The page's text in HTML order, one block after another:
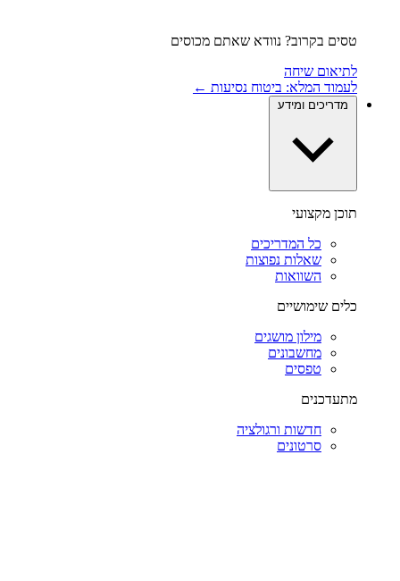
טסים בקרוב? נוודא שאתם מכוסים
לתיאום שיחה
לעמוד המלא: ביטוח נסיעות ←
מדריכים ומידע
תוכן מקצועי
כל המדריכים
שאלות נפוצות
השוואות
כלים שימושיים
מילון מושגים
מחשבונים
טפסים
מתעדכנים
חדשות ורגולציה
סרטונים